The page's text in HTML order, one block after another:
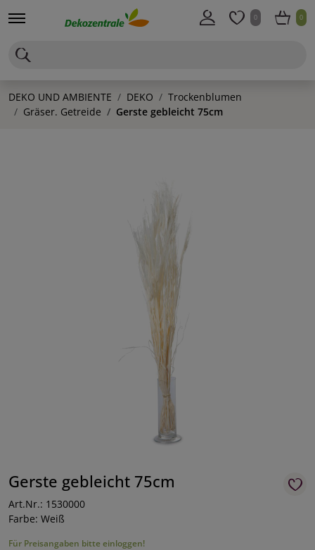
0 0
DEKO UND AMBIENTE DEKO
Trockenblumen
Gräser. Getreide
Gerste gebleicht 75cm
Gerste gebleicht 75cm
Art.Nr.: 1530000
Farbe: Weiß
Für Preisangaben bitte einloggen!